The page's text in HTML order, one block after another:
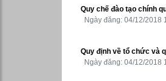
Quy chế đào tạo chính
Ngày đăng: 04/12/2018
Quy định về tổ chức và
Ngày đăng: 04/12/2018